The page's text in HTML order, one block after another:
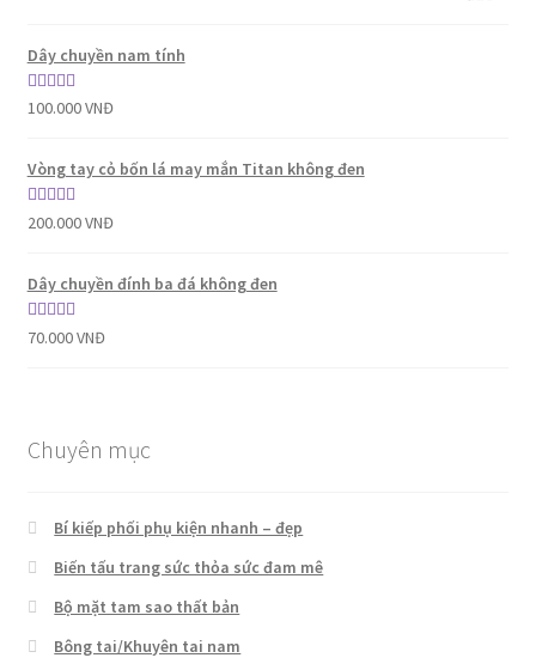
Dây chuyền nam tính
Được xếp
sao
100.000VNĐ
Vòng tay cỏ bốn lá may mắn Titan không đen
Được xếp
sao
200.000VNĐ
Dây chuyền đính ba đá không đen
Được xếp
70.000VNĐ
Chuyên mục
Bí kiếp phối phụ kiện nhanh – đẹp
Biến tấu trang sức thỏa sức đam mê
Bộ mặt tam sao thất bản
Bông tai/Khuyên tai nam